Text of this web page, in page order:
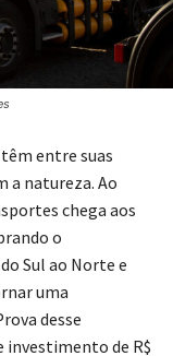
entre suas
a natureza. Ao
chega aos
o
Sul ao Norte e
uma
desse
de R$